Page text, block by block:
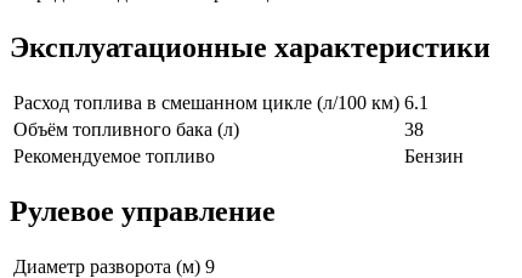
Эксплуатационные характеристики
Расход топлива в смешанном цикле (л/100 км) 6.1
Объём топливного бака (л)
38
Рекомендуемое топливо
Бензин
Рулевое управление
Диаметр разворота (м) 9